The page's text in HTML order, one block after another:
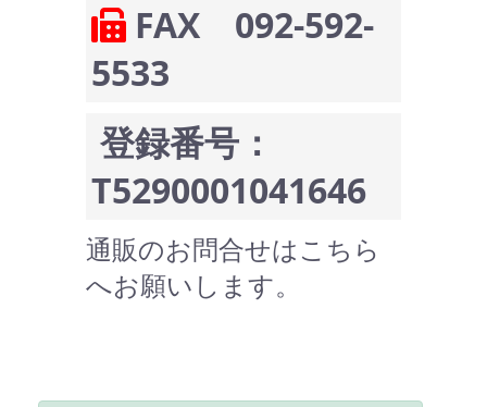
FAX 092-592-
5533
登録番号：
T5290001041646
通販のお問合せはこちら
へお願いします。